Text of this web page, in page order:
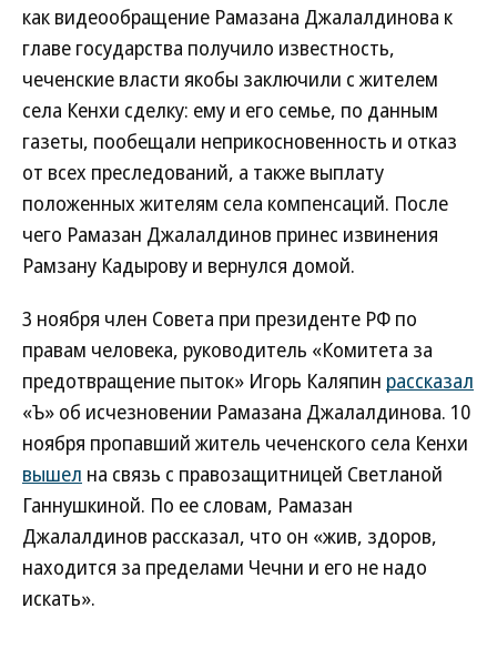
как видеообращение Рамазана Джалалдинова к
главе государства получило известность,
чеченские власти якобы заключили с жителем
села Кенхи сделку: ему и его семье, по данным
газеты, пообещали неприкосновенность и отказ
от всех преследований, а также выплату
положенных жителям села компенсаций. После
чего Рамазан Джалалдинов принес извинения
Рамзану Кадырову и вернулся домой.
3 ноября член Совета при президенте РФ по
правам человека, руководитель «Комитета за
предотвращение пыток» Игорь Каляпин рассказал
«Ъ» об исчезновении Рамазана Джалалдинова. 10
ноября пропавший житель чеченского села Кенхи
вышел на связь с правозащитницей Светланой
Ганнушкиной. По ее словам, Рамазан
Джалалдинов рассказал, что он «жив, здоров,
находится за пределами Чечни и его не надо
искать».